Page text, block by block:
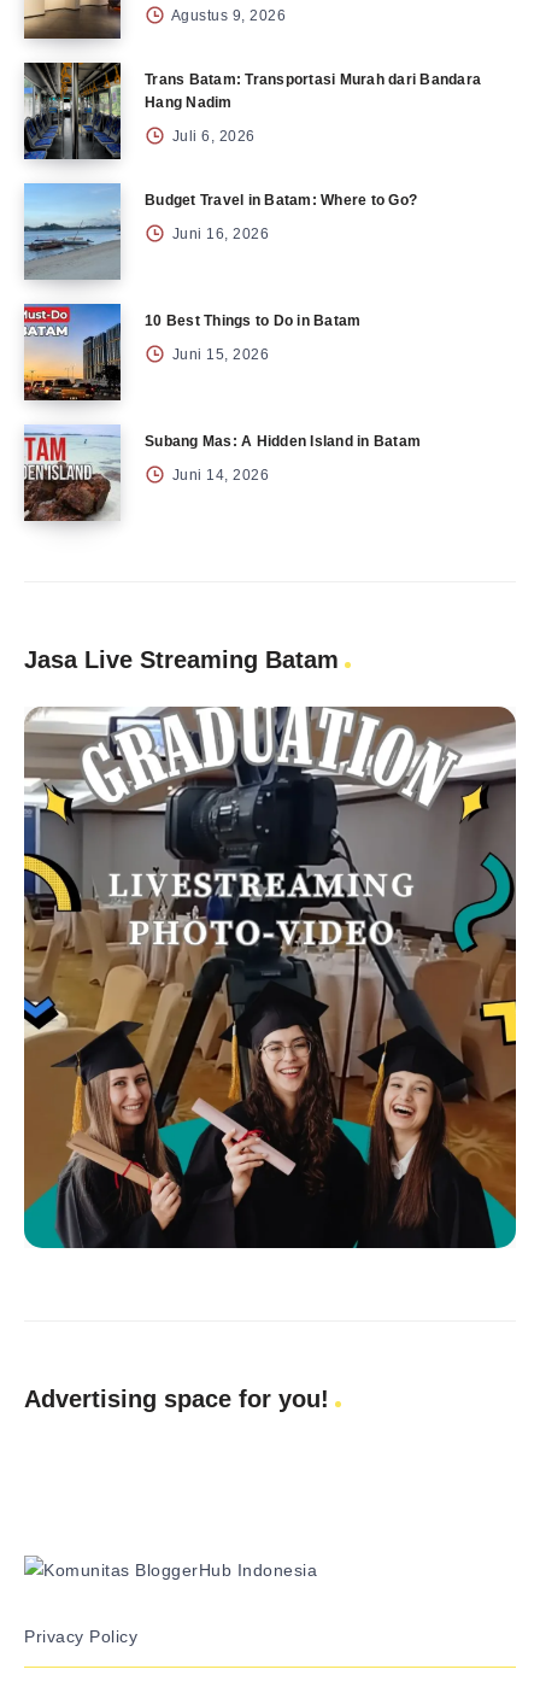
Agustus 9, 2026
Trans Batam: Transportasi Murah dari Bandara
Hang Nadim
Juli 6, 2026
Budget Travel in Batam: Where to Go?
Juni 16, 2026
10 Best Things to Do in Batam
Juni 15, 2026
Subang Mas: A Hidden Island in Batam
Juni 14, 2026
Jasa Live Streaming Batam
Advertising space for you!
Privacy Policy